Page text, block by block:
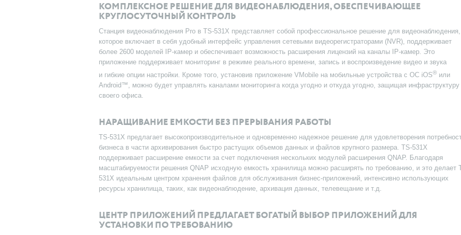
КОМПЛЕКСНОЕ РЕШЕНИЕ ДЛЯ ВИДЕОНАБЛЮДЕНИЯ, ОБЕСПЕЧИВАЮЩЕЕ
КРУГЛОСУТОЧНЫЙ КОНТРОЛЬ
Станция видеонаблюдения Pro в TS-531X представляет собой профессиональное решение для видеонаблюдения,
которое включает в себя удобный интерфейс управления сетевыми видеорегистраторами (NVR), поддерживает
более 2600 моделей IP-камер и обеспечивает возможность расширения лицензий на каналы IP-камер. Это
приложение поддерживает мониторинг в режиме реального времени, запись и воспроизведение видео и звука
и гибкие опции настройки. Кроме того, установив приложение VMobile на мобильные устройства с ОС iOS® или
Android™, можно будет управлять каналами мониторинга когда угодно и откуда угодно, защищая инфраструктуру
своего офиса.
НАРАЩИВАНИЕ ЕМКОСТИ БЕЗ ПРЕРЫВАНИЯ РАБОТЫ
TS-531X предлагает высокопроизводительное и одновременно надежное решение для удовлетворения
бизнеса в части архивирования быстро растущих объемов данных и файлов крупного размера. TS-531X
поддерживает расширение емкости за счет подключения нескольких модулей расширения QNAP. Благодаря
масштабируемости решения QNAP исходную емкость хранилища можно расширять по требованию, и это делает
531X идеальным центром хранения файлов для обслуживания бизнес-приложений, интенсивно использующих
ресурсы хранилища, таких, как видеонаблюдение, архивация данных, телевещание и т.д.
ЦЕНТР ПРИЛОЖЕНИЙ ПРЕДЛАГАЕТ БОГАТЫЙ ВЫБОР ПРИЛОЖЕНИЙ ДЛЯ
УСТАНОВКИ ПО ТРЕБОВАНИЮ